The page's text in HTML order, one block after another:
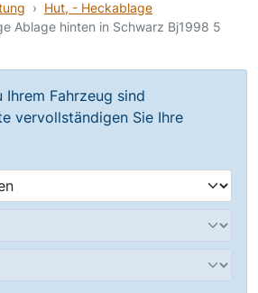
Hut, - Heckablage
Ablage hinten in Schwarz Bj1998 5
Ihrem Fahrzeug sind
vervollständigen Sie Ihre